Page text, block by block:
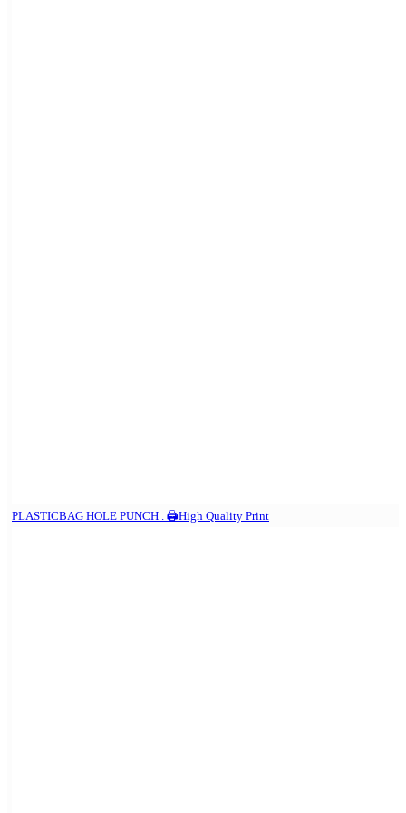
PLASTICBAG HOLE PUNCH . 🖨️High Quality Print